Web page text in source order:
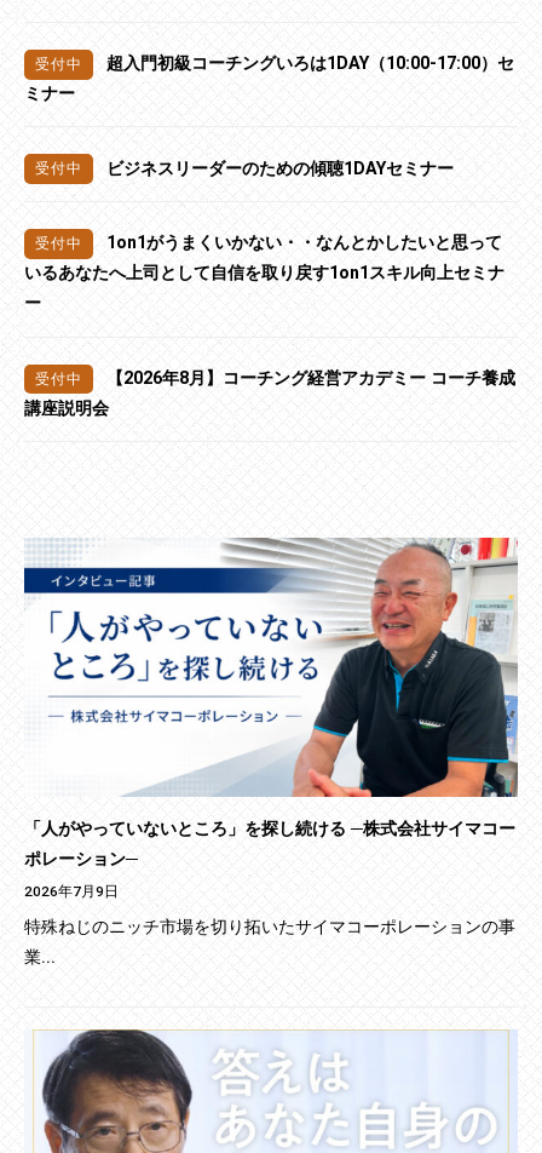
超入門初級コーチングいろは1DAY（10:00-17:00）セ
ミナー
ビジネスリーダーのための傾聴1DAYセミナー
1on1がうまくいかない・・なんとかしたいと思って
いるあなたへ上司として自信を取り戻す1on1スキル向上セミナ
ー
【2026年8月】コーチング経営アカデミー コーチ養成
講座説明会
「人がやっていないところ」を探し続ける ─株式会社サイマコー
ポレーション─
2026年7月9日
特殊ねじのニッチ市場を切り拓いたサイマコーポレーションの事
業...